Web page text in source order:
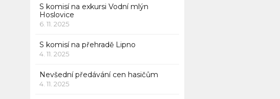
S komisí na exkursi Vodní mlýn
Hoslovice
6. 11. 2025
S komisí na přehradě Lipno
4. 11. 2025
Nevšední předávání cen hasičům
4. 11. 2025